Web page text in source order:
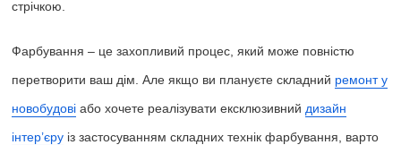
стрічкою.
Фарбування – це захопливий процес, який може повністю
перетворити ваш дім. Але якщо ви плануєте складний ремонт у
новобудові або хочете реалізувати ексклюзивний дизайн
інтер’єру із застосуванням складних технік фарбування, варто